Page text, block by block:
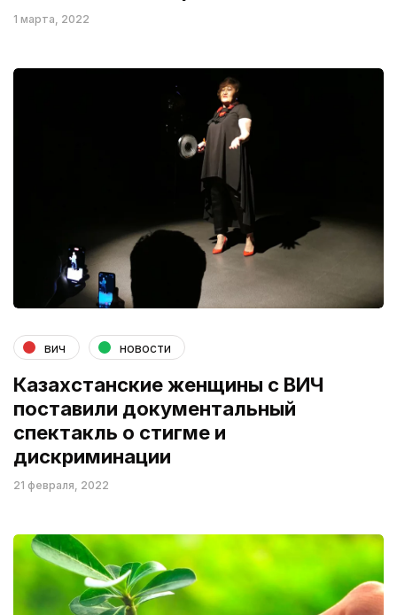
1 марта, 2022
вич новости
Казахстанские женщины с ВИЧ
поставили документальный
спектакль о стигме и
дискриминации
21 февраля, 2022